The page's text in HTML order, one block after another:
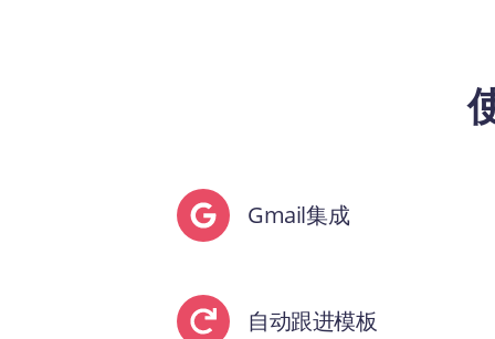
Gmail集成
自动跟进模板